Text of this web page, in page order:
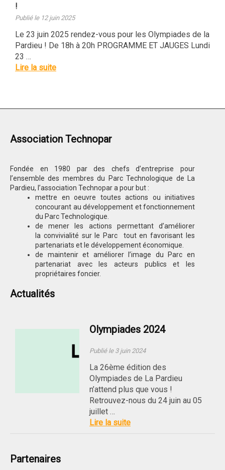
!
Publié le 12 juin 2025
Le 23 juin 2025 rendez-vous pour les Olympiades de la
Pardieu ! De 18h à 20h PROGRAMME ET JAUGES Lundi
23 …
Lire la suite
Association Technopar
Fondée en 1980 par des chefs d’entreprise pour
l’ensemble des membres du Parc Technologique de La
Pardieu, l’association Technopar a pour but :
mettre en oeuvre toutes actions ou initiatives
concourant au développement et fonctionnement
du Parc Technologique.
de mener les actions permettant d’améliorer
la convivialité sur le Parc tout en favorisant les
partenariats et le développement économique.
de maintenir et améliorer l’image du Parc en
partenariat avec les acteurs publics et les
propriétaires foncier.
Actualités
Olympiades 2024
Publié le 3 juin 2024
La 26ème édition des
Olympiades de La Pardieu
n’attend plus que vous !
Retrouvez-nous du 24 juin au 05
juillet …
Lire la suite
Partenaires